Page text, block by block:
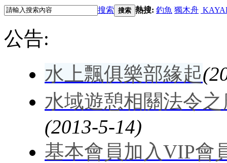
搜索 搜索 熱搜: 釣魚 獨木舟
公告:
水上飄俱樂部緣起
水域遊憩相關法令
(2013-5-14)
基本會員加入VIP會